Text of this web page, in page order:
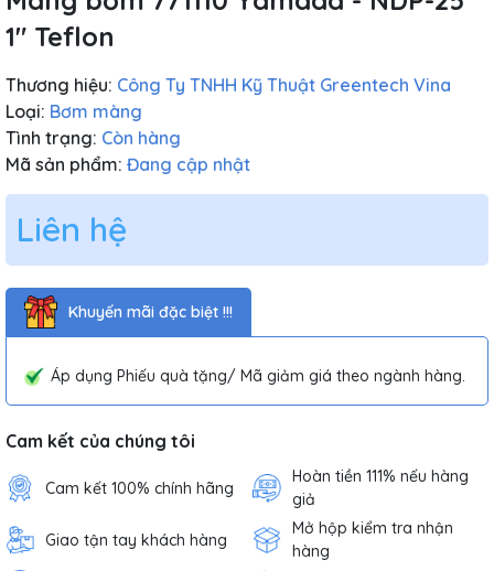
1″ Teflon
Thương hiệu: Công Ty TNHH Kỹ Thuật Greentech Vina
Loại: Bơm màng
Tình trạng: Còn hàng
Mã sản phẩm: Đang cập nhật
Liên hệ
Khuyến mãi đặc biệt !!!
Áp dụng Phiếu quà tặng/ Mã giảm giá theo ngành hàng.
Cam kết của chúng tôi
Cam kết 100% chính hãng
Hoàn tiền 111% nếu hàng
giả
Giao tận tay khách hàng
Mở hộp kiểm tra nhận
hàng